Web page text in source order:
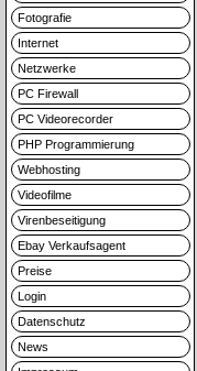
Fotografie
Internet
Netzwerke
PC Firewall
PC Videorecorder
PHP Programmierung
Webhosting
Videofilme
Virenbeseitigung
Ebay Verkaufsagent
Preise
Login
Datenschutz
News